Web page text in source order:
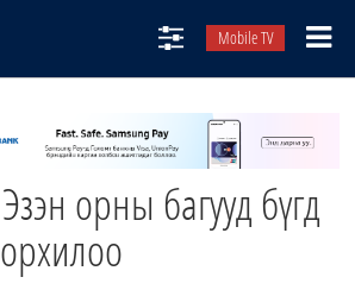
Mobile TV
орны багууд бүгд